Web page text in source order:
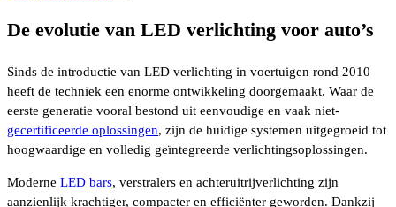
De evolutie van LED verlichting voor auto’s
Sinds de introductie van LED verlichting in voertuigen rond 2010
heeft de techniek een enorme ontwikkeling doorgemaakt. Waar de
eerste generatie vooral bestond uit eenvoudige en vaak niet-
gecertificeerde oplossingen, zijn de huidige systemen uitgegroeid tot
hoogwaardige en volledig geïntegreerde verlichtingsoplossingen.
Moderne LED bars, verstralers en achteruitrijverlichting zijn
aanzienlijk krachtiger, compacter en efficiënter geworden. Dankzij